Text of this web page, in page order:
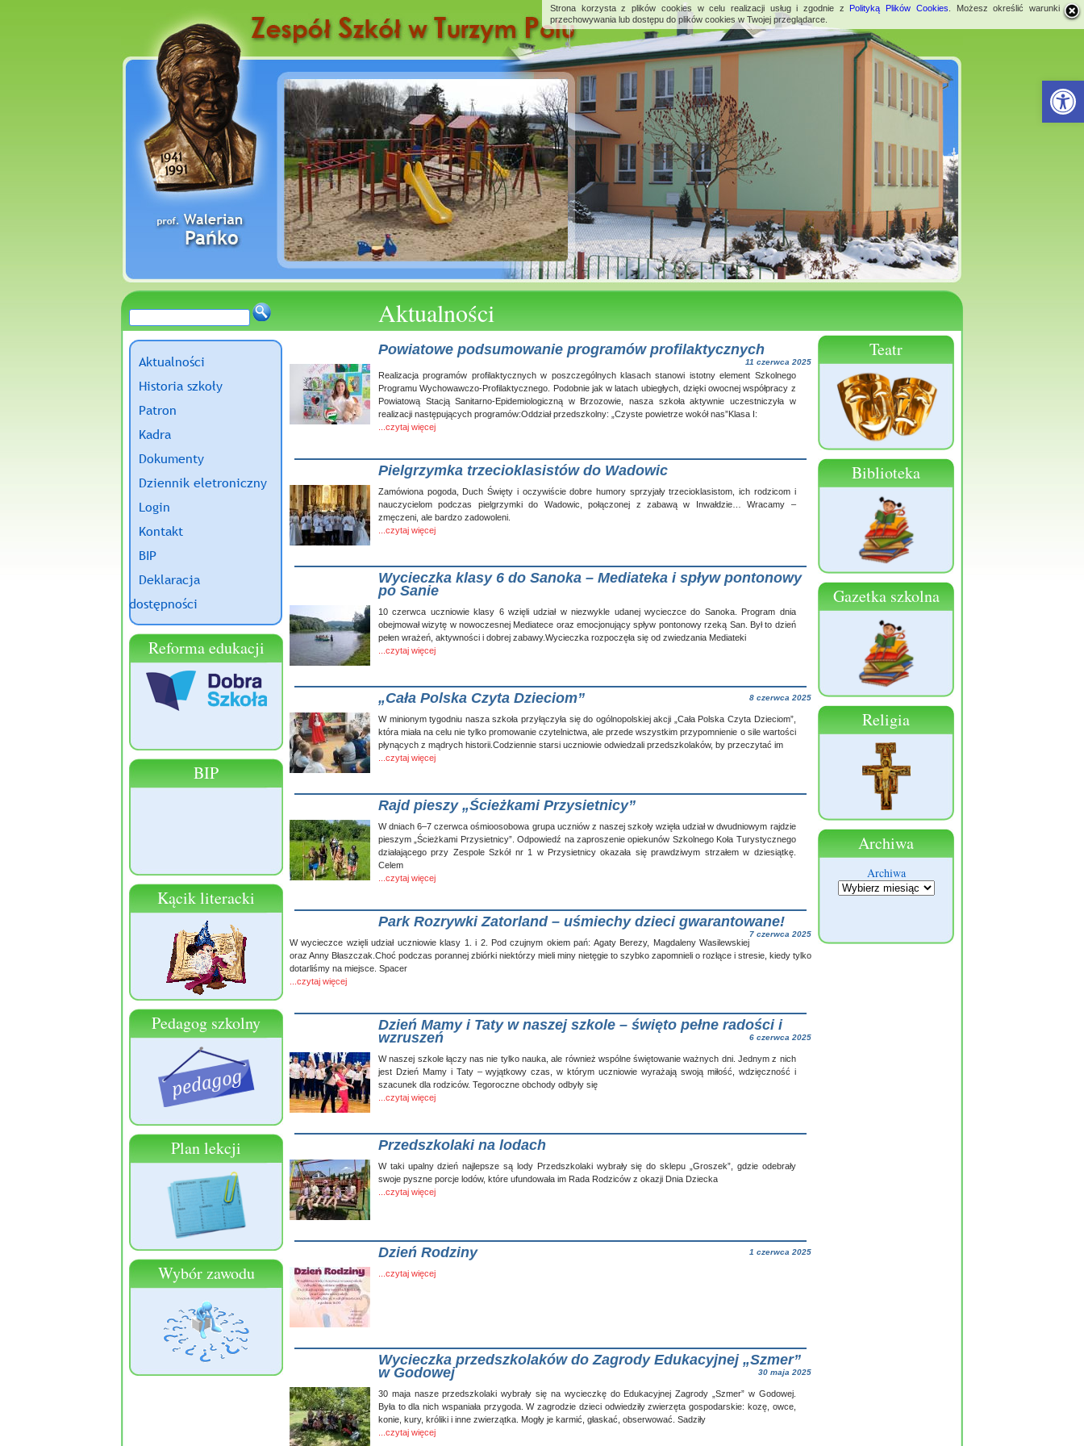
Aktualności
Historia szkoły
Patron
Kadra
Dokumenty
Dziennik eletroniczny
Login
Kontakt
BIP
Deklaracja
dostępności
Reforma edukacji
BIP
Kącik literacki
Pedagog szkolny
Plan lekcji
Wybór zawodu
Aktualności
Powiatowe podsumowanie programów profilaktycznych
11 czerwca 2025
Realizacja programów profilaktycznych w poszczególnych klasach stanowi istotny element Szkolnego
Programu Wychowawczo-Profilaktycznego. Podobnie jak w latach ubiegłych, dzięki owocnej współpracy z
Powiatową Stacją Sanitarno-Epidemiologiczną w Brzozowie, nasza szkoła aktywnie uczestniczyła w
realizacji następujących programów:Oddział przedszkolny: „Czyste powietrze wokół nas”Klasa I:
...czytaj więcej
Pielgrzymka trzecioklasistów do Wadowic
Zamówiona pogoda, Duch Święty i oczywiście dobre humory sprzyjały trzecioklasistom, ich rodzicom i
nauczycielom podczas pielgrzymki do Wadowic, połączonej z zabawą w Inwałdzie… Wracamy –
zmęczeni, ale bardzo zadowoleni.
...czytaj więcej
Wycieczka klasy 6 do Sanoka – Mediateka i spływ pontonowy
po Sanie
10 czerwca uczniowie klasy 6 wzięli udział w niezwykle udanej wycieczce do Sanoka. Program dnia
obejmował wizytę w nowoczesnej Mediatece oraz emocjonujący spływ pontonowy rzeką San. Był to dzień
pełen wrażeń, aktywności i dobrej zabawy.Wycieczka rozpoczęła się od zwiedzania Mediateki
...czytaj więcej
„Cała Polska Czyta Dzieciom” 8 czerwca 2025
W minionym tygodniu nasza szkoła przyłączyła się do ogólnopolskiej akcji „Cała Polska Czyta Dzieciom”,
która miała na celu nie tylko promowanie czytelnictwa, ale przede wszystkim przypomnienie o sile wartości
płynących z mądrych historii.Codziennie starsi uczniowie odwiedzali przedszkolaków, by przeczytać im
...czytaj więcej
Rajd pieszy „Ścieżkami Przysietnicy”
W dniach 6–7 czerwca ośmioosobowa grupa uczniów z naszej szkoły wzięła udział w dwudniowym rajdzie
pieszym „Ścieżkami Przysietnicy”. Odpowiedź na zaproszenie opiekunów Szkolnego Koła Turystycznego
działającego przy Zespole Szkół nr 1 w Przysietnicy okazała się prawdziwym strzałem w dziesiątkę.
Celem
...czytaj więcej
Park Rozrywki Zatorland – uśmiechy dzieci gwarantowane!
7 czerwca 2025
W wycieczce wzięli udział uczniowie klasy 1. i 2. Pod czujnym okiem pań: Agaty Berezy, Magdaleny Wasilewskiej
oraz Anny Błaszczak.Choć podczas porannej zbiórki niektórzy mieli miny nietęgie to szybko zapomnieli o rozłące i stresie, kiedy tylko
dotarliśmy na miejsce. Spacer
...czytaj więcej
Dzień Mamy i Taty w naszej szkole – święto pełne radości i
wzruszeń
6 czerwca 2025
W naszej szkole łączy nas nie tylko nauka, ale również wspólne świętowanie ważnych dni. Jednym z nich
jest Dzień Mamy i Taty – wyjątkowy czas, w którym uczniowie wyrażają swoją miłość, wdzięczność i
szacunek dla rodziców. Tegoroczne obchody odbyły się
...czytaj więcej
Przedszkolaki na lodach
W taki upalny dzień najlepsze są lody Przedszkolaki wybrały się do sklepu „Groszek”, gdzie odebrały
swoje pyszne porcje lodów, które ufundowała im Rada Rodziców z okazji Dnia Dziecka
...czytaj więcej
Dzień Rodziny 1 czerwca 2025
...czytaj więcej
Wycieczka przedszkolaków do Zagrody Edukacyjnej „Szmer”
w Godowej
30 maja 2025
30 maja nasze przedszkolaki wybrały się na wycieczkę do Edukacyjnej Zagrody „Szmer” w Godowej.
Była to dla nich wspaniała przygoda. W zagrodzie dzieci odwiedziły zwierzęta gospodarskie: kozę, owce,
konie, kury, króliki i inne zwierzątka. Mogły je karmić, głaskać, obserwować. Sadziły
...czytaj więcej
Teatr
Biblioteka
Gazetka szkolna
Religia
Archiwa
Archiwa
Strona korzysta z plików cookies w celu realizacji usług i zgodnie z Polityką Plików Cookies . Możesz określić warunki
przechowywania lub dostępu do plików cookies w Twojej przeglądarce.